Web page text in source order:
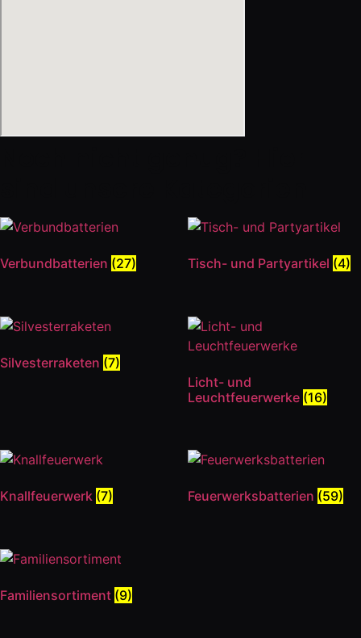
Verbundbatterien (27) Tisch- und Partyartikel (4)
Silvesterraketen (7)
Licht- und
Leuchtfeuerwerke (16)
Knallfeuerwerk (7) Feuerwerksbatterien (59)
Familiensortiment (9)